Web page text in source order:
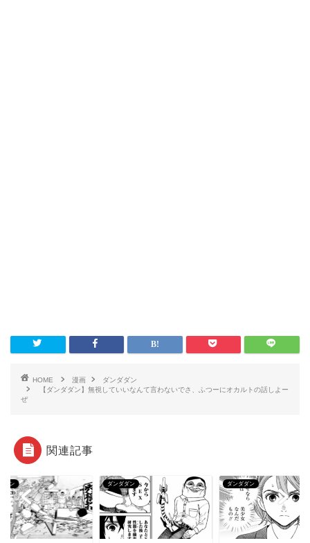
HOME 漫画
ダンダダン
【ダンダダン】無視していいなんて言わないでさ、ふつーにオカルトの話しよー
ぜ
関連記事
ダン ダンダダン ダンダダン